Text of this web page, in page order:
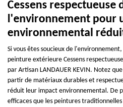
Cessens respectueuse
l'environnement pour
environnemental
Si vous êtes soucieux de
peinture extérieure Cessens
par Artisan LANDAUER KEVIN. Notez
partir de matériaux durables et
réduit leur impact environnemental. De
efficaces que les peintures